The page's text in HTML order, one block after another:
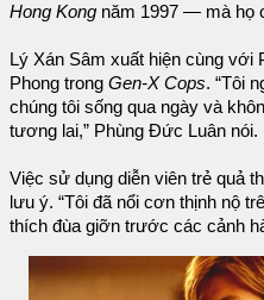
Hong Kong năm 1997 — mà họ
Lý Xán Sâm xuất hiện cùng
Phong trong Gen-X Cops. “Tôi
chúng tôi sống qua ngày và
tương lai,” Phùng Đức Luân nói.
Việc sử dụng diễn viên trẻ quả
lưu ý. “Tôi đã nổi cơn thịnh nộ
thích đùa giỡn trước các cảnh